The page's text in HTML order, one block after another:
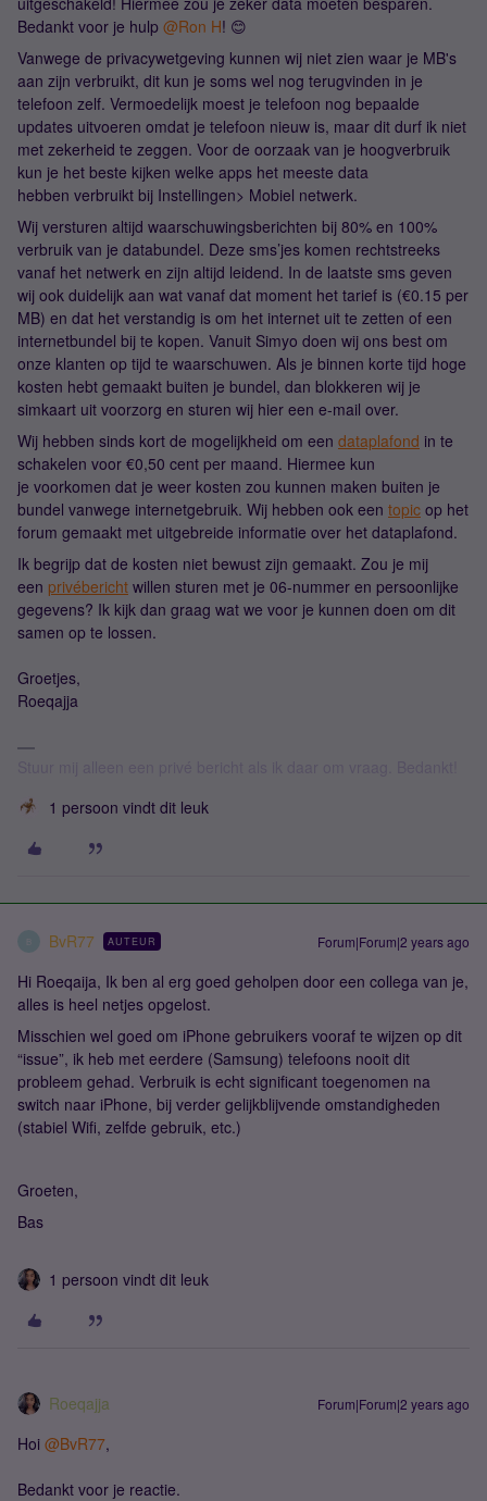
Bedankt voor je hulp @Ron H! 😊
Vanwege de privacywetgeving kunnen wij niet zien waar je MB's
aan zijn verbruikt, dit kun je soms wel nog terugvinden in je
telefoon zelf. Vermoedelijk moest je telefoon nog bepaalde
updates uitvoeren omdat je telefoon nieuw is, maar dit durf ik niet
met zekerheid te zeggen. Voor de oorzaak van je hoogverbruik
kun je het beste kijken welke apps het meeste data
hebben verbruikt bij Instellingen> Mobiel netwerk.
Wij versturen altijd waarschuwingsberichten bij 80% en 100%
verbruik van je databundel. Deze sms’jes komen rechtstreeks
vanaf het netwerk en zijn altijd leidend. In de laatste sms geven
wij ook duidelijk aan wat vanaf dat moment het tarief is (€0.15 per
MB) en dat het verstandig is om het internet uit te zetten of een
internetbundel bij te kopen. Vanuit Simyo doen wij ons best om
onze klanten op tijd te waarschuwen. Als je binnen korte tijd hoge
kosten hebt gemaakt buiten je bundel, dan blokkeren wij je
simkaart uit voorzorg en sturen wij hier een e-mail over.
Wij hebben sinds kort de mogelijkheid om een dataplafond in te
schakelen voor €0,50 cent per maand. Hiermee kun
je voorkomen dat je weer kosten zou kunnen maken buiten je
bundel vanwege internetgebruik. Wij hebben ook een topic op het
forum gemaakt met uitgebreide informatie over het dataplafond.
Ik begrijp dat de kosten niet bewust zijn gemaakt. Zou je mij
een privébericht willen sturen met je 06-nummer en persoonlijke
gegevens? Ik kijk dan graag wat we voor je kunnen doen om dit
samen op te lossen.
Groetjes,
Roeqajja
1 persoon vindt dit leuk
BvR77 AUTEUR Forum|Forum|2 years ago
Hi Roeqaija, Ik ben al erg goed geholpen door een collega van je,
alles is heel netjes opgelost.
Misschien wel goed om iPhone gebruikers vooraf te wijzen op dit
“issue”, ik heb met eerdere (Samsung) telefoons nooit dit
probleem gehad. Verbruik is echt significant toegenomen na
switch naar iPhone, bij verder gelijkblijvende omstandigheden
(stabiel Wifi, zelfde gebruik, etc.)
Groeten,
Bas
1 persoon vindt dit leuk
Roeqajja Forum|Forum|2 years ago
Hoi @BvR77,
Bedankt voor je reactie.